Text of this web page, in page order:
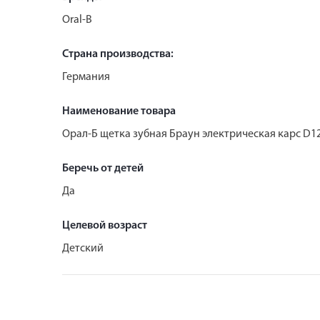
Oral-B
Страна производства:
Германия
Наименование товара
Орал-Б щетка зубная Браун электрическая карс
Беречь от детей
Да
Целевой возраст
Детский